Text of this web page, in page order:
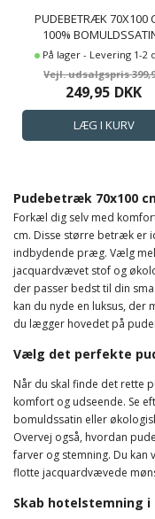
PUDEBETRÆK 70X100
100%
GAVLPUDE - SORT
JACQUARDVÆVET
På lager - Levering 1-2
249,95 DKK
Pudebetræk 70x100
Forkæl dig selv med
cm. Disse større betræk er
indbydende præg. Vælg
jacquardvævet stof og
der passer bedst til din
kan du nyde en luksus, der
du lægger hovedet på
Vælg det perfekte
Når du skal finde det rette
komfort og udseende. Se
bomuldssatin eller
Overvej også, hvordan
farver og stemning. Du kan
flotte jacquardvævede
Skab hotelstemning